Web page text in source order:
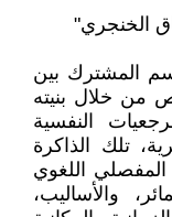
الخنجري"
المشترك بين
من خلال بنيته
النفسية
تلك الذاكرة
المفصلي اللغوي
والأساليب،